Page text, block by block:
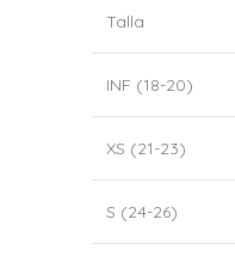
Talla
INF (18-20)
XS (21-23)
S (24-26)